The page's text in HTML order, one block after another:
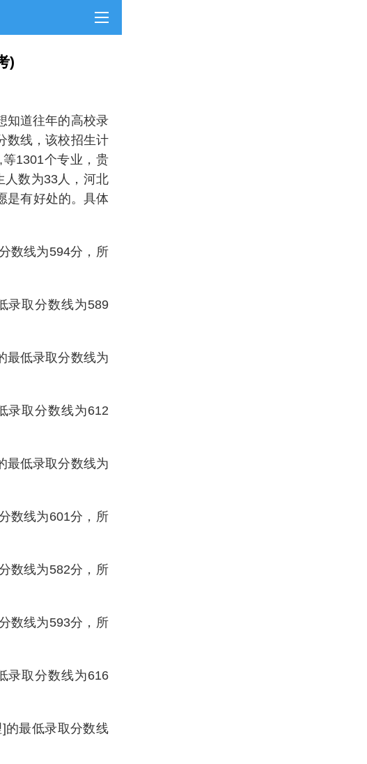
)
知道往年的高校录
数线，该校招生计
1301个专业，贵
人数为33人，河北
是有好处的。具体
数线为594分，所
录取分数线为589
最低录取分数线为
录取分数线为612
最低录取分数线为
数线为601分，所
数线为582分，所
数线为593分，所
录取分数线为616
的最低录取分数线